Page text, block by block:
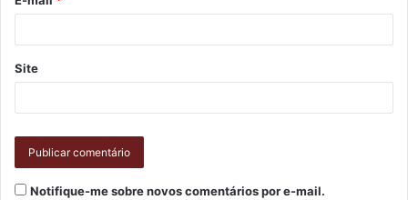
Site
Notifique-me sobre novos comentários por e-mail.